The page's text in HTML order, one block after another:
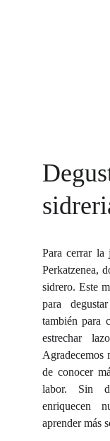
Para cerrar la
Perkatzenea,
sidrero. Este
para
también para
estrechar
Agradecemos
de conocer
labor. Sin
enriquecen
aprender más